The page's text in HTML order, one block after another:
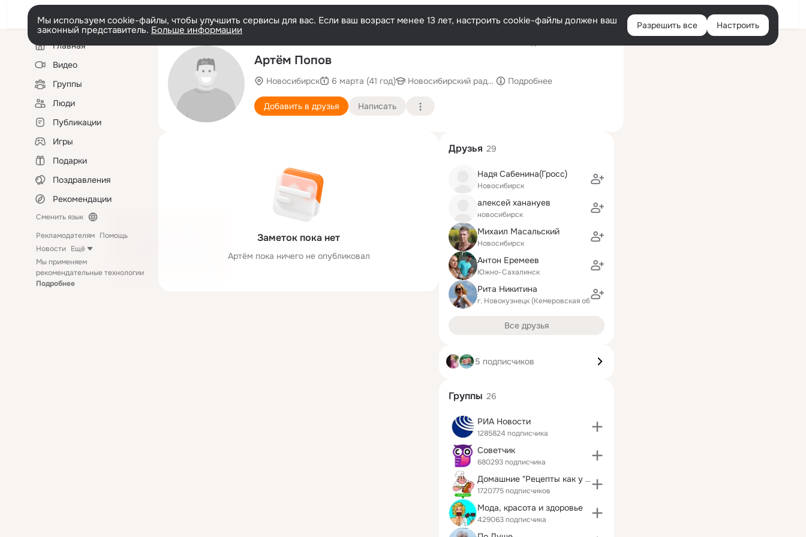
Войти
Мы используем cookie-файлы, чтобы улучшить сервисы для вас. Если ваш возраст менее 13 лет, настроить cookie-файлы должен ваш
законный представитель. Больше информации Разрешить все Настроить
Левая
колонкаГлавная
Видео
Группы
Люди
Публикации
Игры
Подарки
Поздравления
Рекомендации
Сменить язык
Рекламодателям Помощь
Новости Ещё
Мы применяем
рекомендательные технологии
Подробнее
Артём Попов
Новосибирск 6 марта (41 год) Новосибирский радиотехнический колледж
Подробнее
Добавить в друзья Написать
Заметок пока нет
Артём пока ничего не опубликовал
Друзья 29
Надя Сабенина(Гросс)
Новосибирск
алексей ханануев
новосибирск
Михаил Масальский
Новосибирск
Антон Еремеев
Южно-Сахалинск
Рита Никитина
г. Новокузнецк (Кемеровская область)
Все друзья
5 подписчиков
Группы 26
РИА Новости
1285824 подписчика
Советчик
680293 подписчика
Домашние "Рецепты как у Мамы!"
1720775 подписчиков
Мода, красота и здоровье
429063 подписчика